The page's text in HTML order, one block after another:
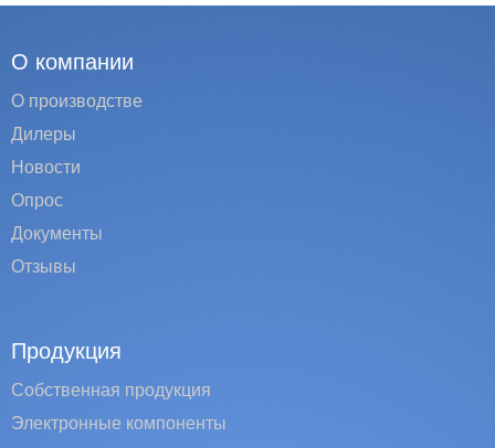
О компании
О производстве
Дилеры
Новости
Опрос
Документы
Отзывы
Продукция
Собственная продукция
Электронные компоненты